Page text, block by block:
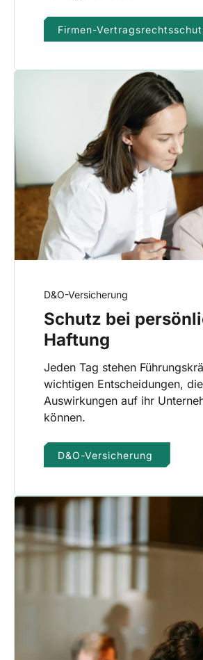
Firmen-
D&O-Versicherung
Schutz bei
Haftung
Jeden Tag stehen
wichtigen Entscheidungen,
Auswirkungen auf ihr
können.
D&O-Versicherung